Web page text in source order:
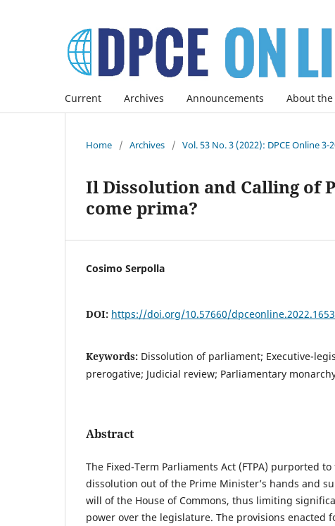
Current Archives Announcements About the
Home / Archives / Vol. 53 No. 3 (2022): DPCE Online 3-
Il Dissolution and Calling of
come prima?
Cosimo Serpolla
DOI: https://doi.org/10.57660/dpceonline.2022.1653
Keywords: Dissolution of parliament; Executive-
prerogative; Judicial review; Parliamentary
Abstract
The Fixed-Term Parliaments Act (FTPA) purported
dissolution out of the Prime Minister’s hands and
will of the House of Commons, thus limiting
power over the legislature. The provisions enacted